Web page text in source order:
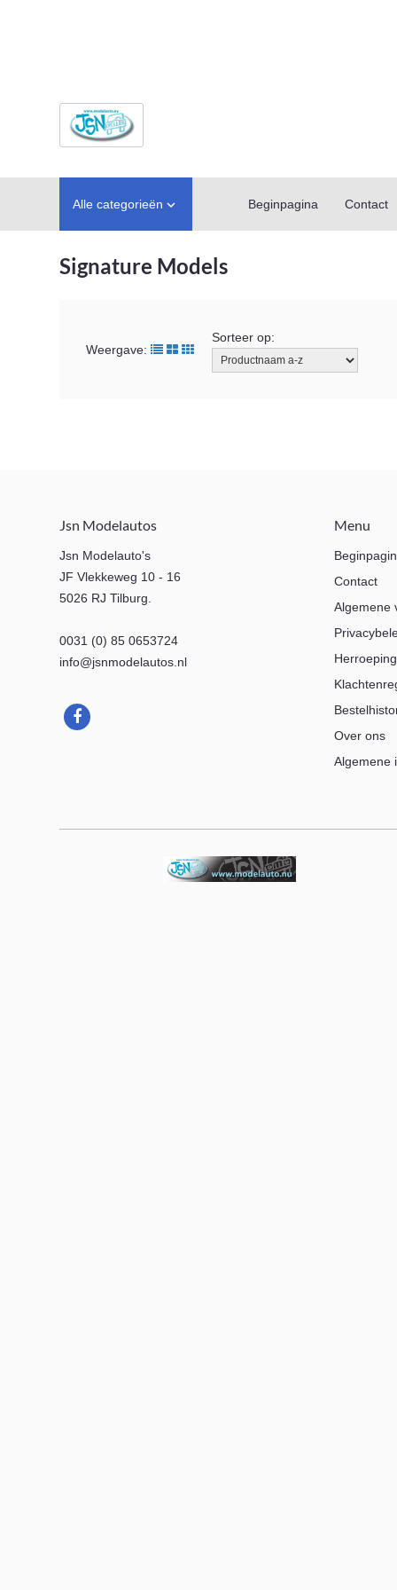
Alle categorieën  Beginpagina Contact
Signature Models
Weergave:
Sorteer op:
Jsn Modelautos
Jsn Modelauto's
JF Vlekkeweg 10 - 16
5026 RJ Tilburg.
0031 (0) 85 0653724
info@jsnmodelautos.nl
Menu
Contact
Algemene
Over ons
Algemene